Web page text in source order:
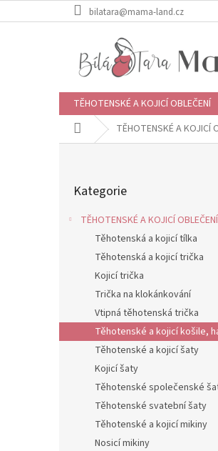
na
bilatara@mama-land.cz
TĚHOTENSKÉ A KOJICÍ OBLEČENÍ
Domů TĚHOTENSKÉ A KOJICÍ
n
e
kategorie
Kategorie
TĚHOTENSKÉ A KOJICÍ OBLEČENÍ
Těhotenská a kojicí tílka
Těhotenská a kojicí trička
Kojicí trička
Trička na klokánkování
Vtipná těhotenská trička
Těhotenské a kojicí košile,
Těhotenské a kojicí šaty
Kojicí šaty
Těhotenské společenské
Těhotenské svatební šaty
Těhotenské a kojicí mikiny
Nosicí mikiny